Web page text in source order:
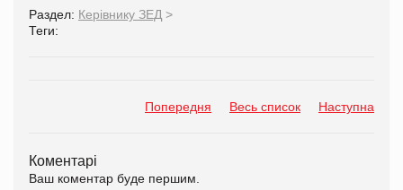
Раздел: Керівнику ЗЕД >
Теги:
Попередня Весь список Наступна
Коментарі
Ваш коментар буде першим.